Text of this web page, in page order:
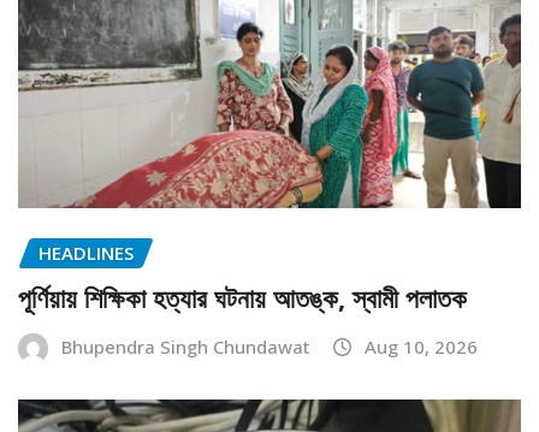
HEADLINES
পূর্ণিয়ায় শিক্ষিকা হত্যার ঘটনায় আতঙ্ক, স্বামী পলাতক
Bhupendra Singh Chundawat Aug 10, 2026